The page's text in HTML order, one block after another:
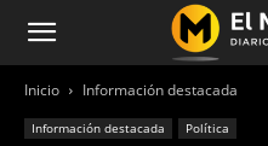
Inicio Información destacada
Información destacada Política